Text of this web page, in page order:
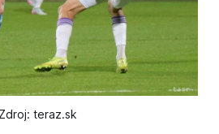
Zdroj: teraz.sk